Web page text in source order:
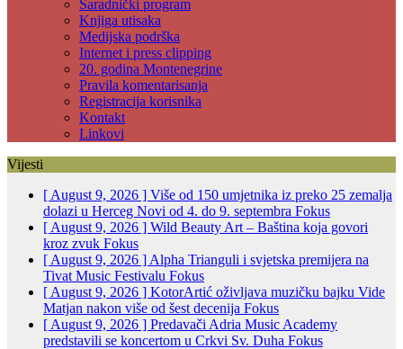
Saradnički program
Knjiga utisaka
Medijska podrška
Internet i press clipping
20. godina Montenegrine
Pravila komentarisanja
Registracija korisnika
Kontakt
Linkovi
Vijesti
[ August 9, 2026 ] Više od 150 umjetnika iz preko 25 zemalja
dolazi u Herceg Novi od 4. do 9. septembra Fokus
[ August 9, 2026 ] Wild Beauty Art – Baština koja govori
kroz zvuk Fokus
[ August 9, 2026 ] Alpha Trianguli i svjetska premijera na
Tivat Music Festivalu Fokus
[ August 9, 2026 ] KotorArtić oživljava muzičku bajku Vide
Matjan nakon više od šest decenija Fokus
[ August 9, 2026 ] Predavači Adria Music Academy
predstavili se koncertom u Crkvi Sv. Duha Fokus